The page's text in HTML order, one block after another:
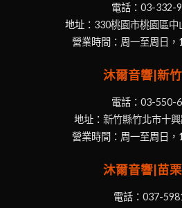
電話： 03-332-
地址： 330桃園市桃園區
營業時間：周一至周日，
沐爾音響|新
電話： 03-550-
地址： 新竹縣竹北市十
營業時間：周一至周日，
沐爾音響|苗
電話： 037-